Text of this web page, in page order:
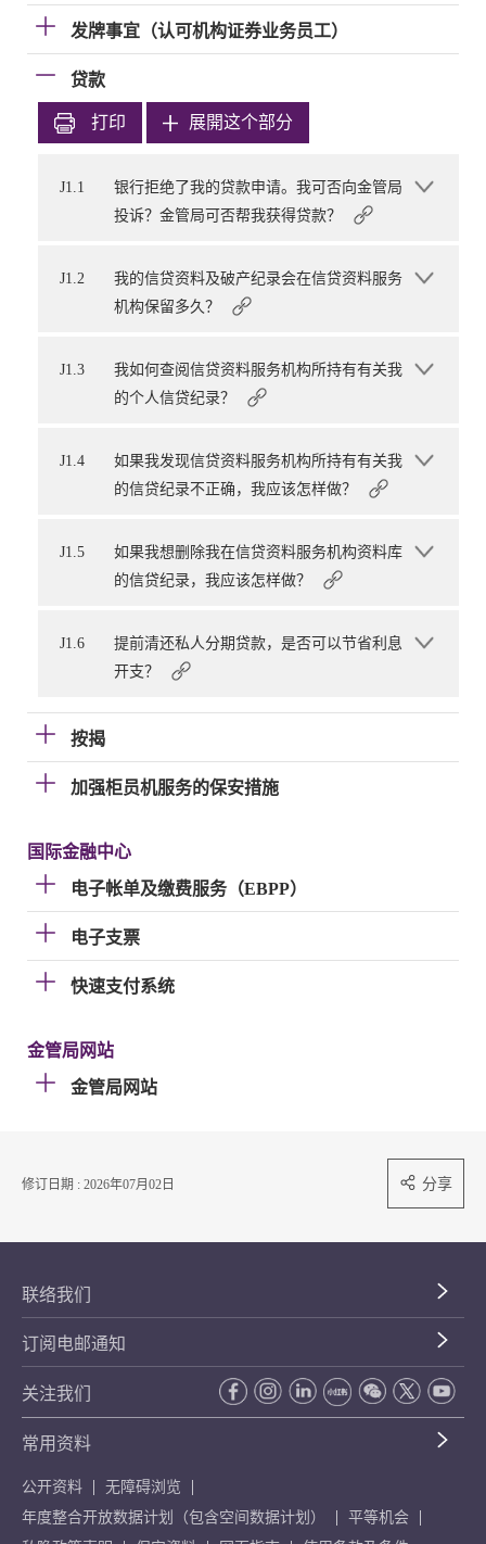
发牌事宜（认可机构证券业务员工）
贷款
打印 展開这个部分
J1.1
银行拒绝了我的贷款申请。我可否向金管局
投诉？金管局可否帮我获得贷款？
J1.2
我的信贷资料及破产纪录会在信贷资料服务
机构保留多久？
J1.3
我如何查阅信贷资料服务机构所持有有关我
的个人信贷纪录？
J1.4
如果我发现信贷资料服务机构所持有有关我
的信贷纪录不正确，我应该怎样做？
J1.5
如果我想删除我在信贷资料服务机构资料库
的信贷纪录，我应该怎样做？
J1.6
提前清还私人分期贷款，是否可以节省利息
开支？
按揭
加强柜员机服务的保安措施
国际金融中心
电子帐单及缴费服务（EBPP）
电子支票
快速支付系统
金管局网站
金管局网站
修订日期 : 2026年07月02日 分享
联络我们
订阅电邮通知
关注我们
常用资料
公开资料
无障碍浏览
年度整合开放数据计划（包含空间数据计划）
平等机会